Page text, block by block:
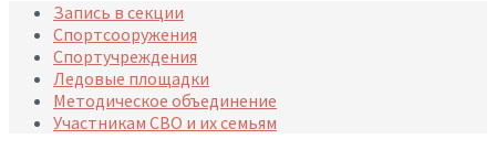
Запись в секции
Спортсооружения
Спортучреждения
Ледовые площадки
Методическое объединение
Участникам СВО и их семьям